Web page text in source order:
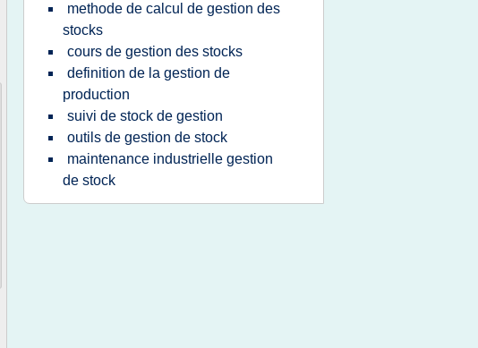
methode de calcul de gestion des
stocks
cours de gestion des stocks
definition de la gestion de
production
suivi de stock de gestion
outils de gestion de stock
maintenance industrielle gestion
de stock